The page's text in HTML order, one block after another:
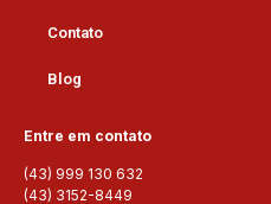
Contato
Blog
Entre em contato
(43) 999 130 632
(43) 3152-8449